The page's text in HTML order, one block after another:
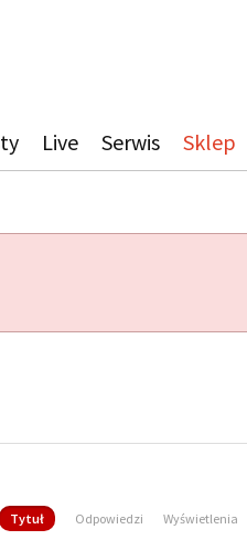
Live Serwis Sklep
Tytuł Odpowiedzi Wyświetlenia